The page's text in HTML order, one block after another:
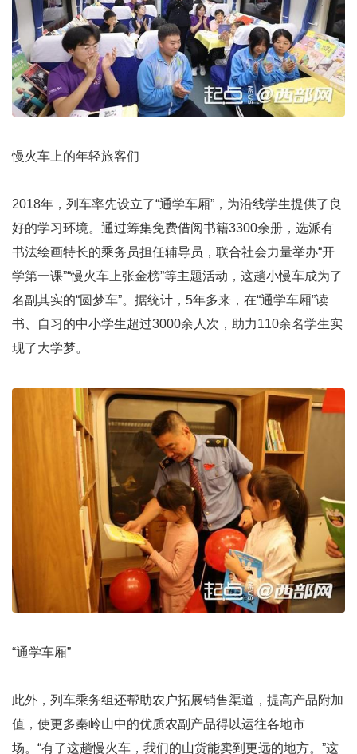
慢火车上的年轻旅客们
2018年，列车率先设立了“通学车厢”，为沿线学生提供了良
好的学习环境。通过筹集免费借阅书籍3300余册，选派有
书法绘画特长的乘务员担任辅导员，联合社会力量举办“开
学第一课”“慢火车上张金榜”等主题活动，这趟小慢车成为了
名副其实的“圆梦车”。据统计，5年多来，在“通学车厢”读
书、自习的中小学生超过3000余人次，助力110余名学生实
现了大学梦。
“通学车厢”
此外，列车乘务组还帮助农户拓展销售渠道，提高产品附加
值，使更多秦岭山中的优质农副产品得以运往各地市
场。“有了这趟慢火车，我们的山货能卖到更远的地方。”这